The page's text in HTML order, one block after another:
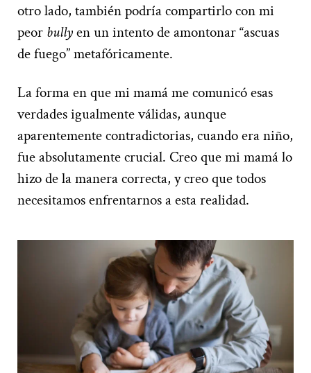
otro lado, también podría compartirlo con mi
peor bullyen un intento de amontonar “ascuas
de fuego” metafóricamente.
La forma en que mi mamá me comunicó esas
verdades igualmente válidas, aunque
aparentemente contradictorias, cuando era niño,
fue absolutamente crucial. Creo que mi mamá lo
hizo de la manera correcta, y creo que todos
necesitamos enfrentarnos a esta realidad.